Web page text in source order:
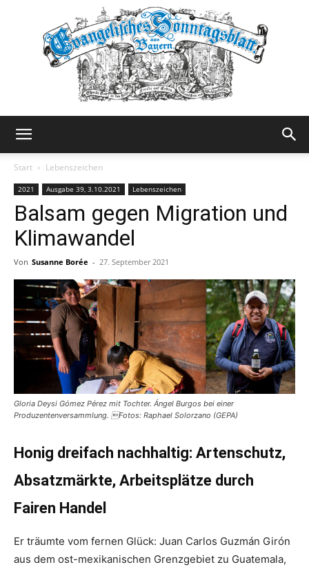
Sonntagsblatt
Start Lebenszeichen
2021 Ausgabe 39, 3.10.2021 Lebenszeichen
Balsam gegen Migration und
Klimawandel
Von Susanne Borée - 27. September 2021
Gloria Deysi Gómez Pérez mit Tochter. Ángel Burgos bei einer
Produzentenversammlung. Fotos: Raphael Solorzano (GEPA)
Honig dreifach nachhaltig: Artenschutz,
Absatzmärkte, Arbeitsplätze durch
Fairen Handel
Er träumte vom fernen Glück: Juan Carlos Guzmán Girón
aus dem ost-mexikanischen Grenzgebiet zu Guatemala,